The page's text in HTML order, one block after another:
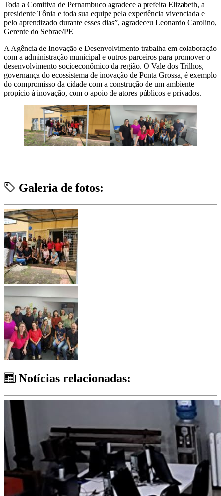
Toda a Comitiva de Pernambuco agradece a prefeita Elizabeth, a
presidente Tônia e toda sua equipe pela experiência vivenciada e
pelo aprendizado durante esses dias”, agradeceu Leonardo Carolino,
Gerente do Sebrae/PE.
A Agência de Inovação e Desenvolvimento trabalha em colaboração
com a administração municipal e outros parceiros para promover o
desenvolvimento socioeconômico da região. O Vale dos Trilhos,
governança do ecossistema de inovação de Ponta Grossa, é exemplo
do compromisso da cidade com a construção de um ambiente
propício à inovação, com o apoio de atores públicos e privados.
Galeria de fotos:
Notícias relacionadas: